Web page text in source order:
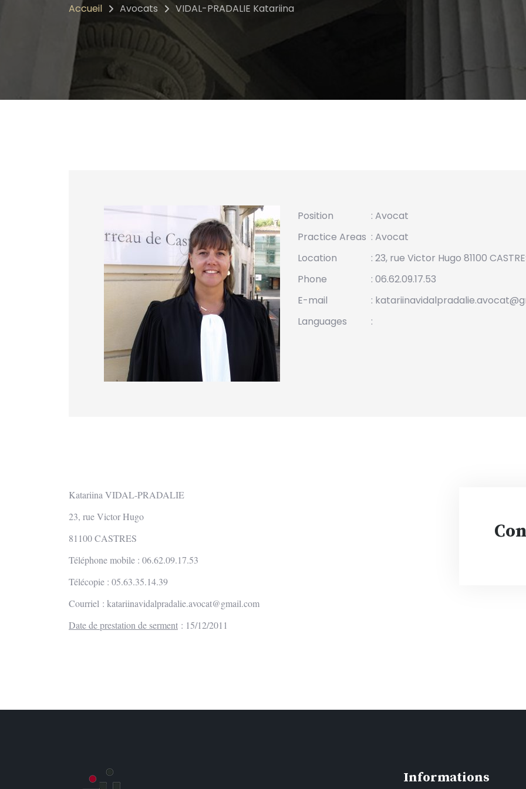
Accueil Avocats VIDAL-PRADALIE Katariina
Position
: Avocat
Practice Areas : Avocat
Location
: 23, rue Victor Hugo 81100
Phone
: 06.62.09.17.53
E-mail
:
Languages
:
Katariina VIDAL-PRADALIE
23, rue Victor Hugo
81100 CASTRES
Téléphone mobile : 06.62.09.17.53
Télécopie : 05.63.35.14.39
Courriel : katariinavidalpradalie.avocat@gmail.com
Date de prestation de serment : 15/12/2011
Informations